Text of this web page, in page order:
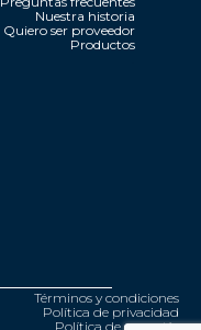
Nuestra historia
Quiero ser proveedor
Productos
Términos y condiciones
Política de privacidad
Política de garantía